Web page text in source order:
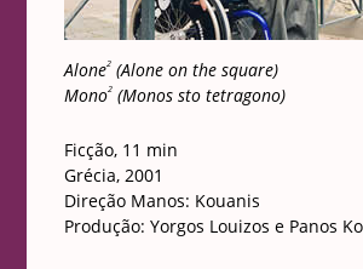
Alone2(Alone on the square)
Mono2(Monos sto tetragono)
Ficção, 11 min
Grécia, 2001
Direção Manos: Kouanis
Produção: Yorgos Louizos e Panos